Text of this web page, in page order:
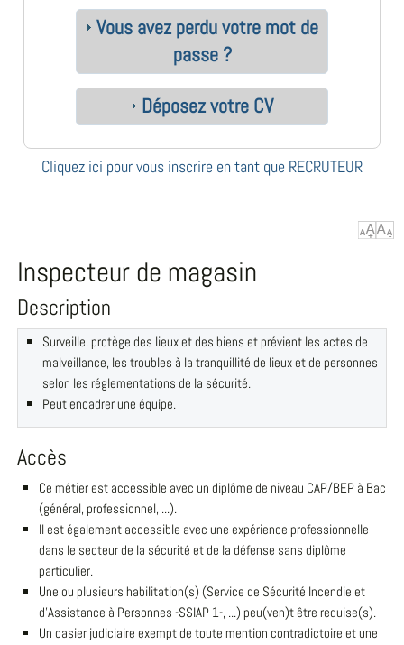
Vous avez perdu votre mot de
passe ?
Déposez votre CV
Cliquez ici pour vous inscrire en tant que RECRUTEUR
Inspecteur de magasin
Description
Surveille, protège des lieux et des biens et prévient les actes de
malveillance, les troubles à la tranquillité de lieux et de personnes
selon les réglementations de la sécurité.
Peut encadrer une équipe.
Accès
Ce métier est accessible avec un diplôme de niveau CAP/BEP à Bac
(général, professionnel, ...).
Il est également accessible avec une expérience professionnelle
dans le secteur de la sécurité et de la défense sans diplôme
particulier.
Une ou plusieurs habilitation(s) (Service de Sécurité Incendie et
d'Assistance à Personnes -SSIAP 1-, ...) peu(ven)t être requise(s).
Un casier judiciaire exempt de toute mention contradictoire et une